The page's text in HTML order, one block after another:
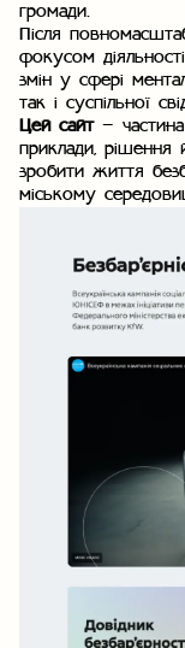
громади.
Після
фокусом
змін у сфері
так і суспільної
Цей сайт — частина
приклади, рішення
зробити життя
міському